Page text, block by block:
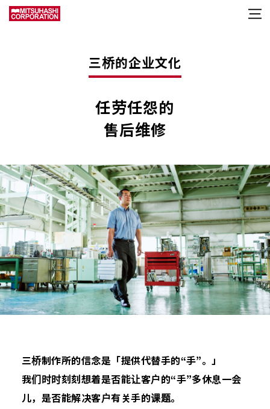
三桥的企业文化
任劳任怨的
售后维修
三桥制作所的信念是「提供代替手的“手”。」
我们时时刻刻想着是否能让客户的“手”多休息一会
儿，是否能解决客户有关手的课题。